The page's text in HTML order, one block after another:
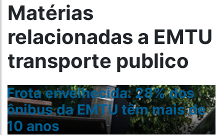
Matérias
relacionadas a EMTU
transporte publico
Frota envelhecida: 28% dos
ônibus da EMTU têm mais de
10 anos